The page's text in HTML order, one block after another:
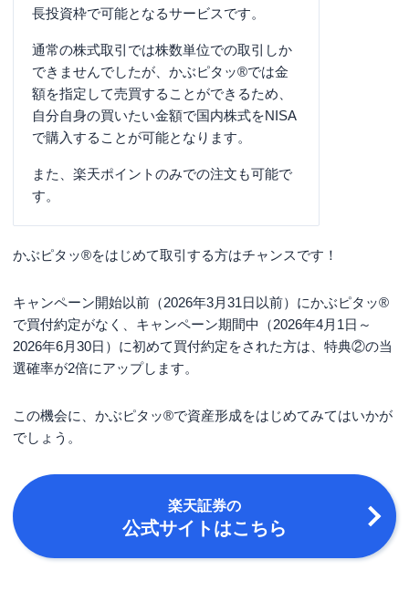
長投資枠で可能となるサービスです。
通常の株式取引では株数単位での取引しか
できませんでしたが、かぶピタッ®では金
額を指定して売買することができるため、
自分自身の買いたい金額で国内株式をNISA
で購入することが可能となります。
また、楽天ポイントのみでの注文も可能で
す。
かぶピタッ®をはじめて取引する方はチャンスです！
キャンペーン開始以前（2026年3月31日以前）にかぶピタッ®
で買付約定がなく、キャンペーン期間中（2026年4月1日～
2026年6月30日）に初めて買付約定をされた方は、特典②の当
選確率が2倍にアップします。
この機会に、かぶピタッ®で資産形成をはじめてみてはいかが
でしょう。
楽天証券の
公式サイトはこちら